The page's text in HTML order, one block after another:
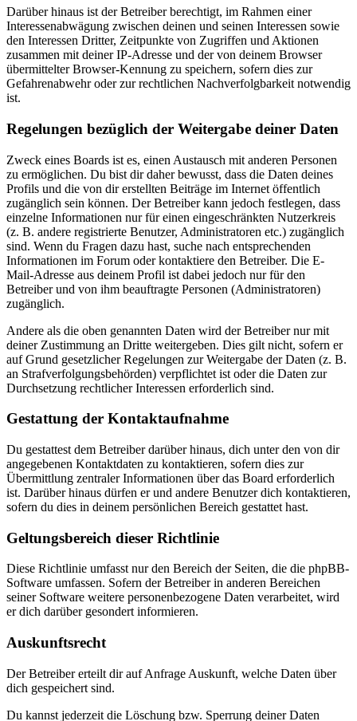
Darüber hinaus ist der Betreiber berechtigt, im Rahmen einer
Interessenabwägung zwischen deinen und seinen Interessen sowie
den Interessen Dritter, Zeitpunkte von Zugriffen und Aktionen
zusammen mit deiner IP-Adresse und der von deinem Browser
übermittelter Browser-Kennung zu speichern, sofern dies zur
Gefahrenabwehr oder zur rechtlichen Nachverfolgbarkeit notwendig
ist.
Regelungen bezüglich der Weitergabe deiner Daten
Zweck eines Boards ist es, einen Austausch mit anderen Personen
zu ermöglichen. Du bist dir daher bewusst, dass die Daten deines
Profils und die von dir erstellten Beiträge im Internet öffentlich
zugänglich sein können. Der Betreiber kann jedoch festlegen, dass
einzelne Informationen nur für einen eingeschränkten Nutzerkreis
(z. B. andere registrierte Benutzer, Administratoren etc.) zugänglich
sind. Wenn du Fragen dazu hast, suche nach entsprechenden
Informationen im Forum oder kontaktiere den Betreiber. Die E-
Mail-Adresse aus deinem Profil ist dabei jedoch nur für den
Betreiber und von ihm beauftragte Personen (Administratoren)
zugänglich.
Andere als die oben genannten Daten wird der Betreiber nur mit
deiner Zustimmung an Dritte weitergeben. Dies gilt nicht, sofern er
auf Grund gesetzlicher Regelungen zur Weitergabe der Daten (z. B.
an Strafverfolgungsbehörden) verpflichtet ist oder die Daten zur
Durchsetzung rechtlicher Interessen erforderlich sind.
Gestattung der Kontaktaufnahme
Du gestattest dem Betreiber darüber hinaus, dich unter den von dir
angegebenen Kontaktdaten zu kontaktieren, sofern dies zur
Übermittlung zentraler Informationen über das Board erforderlich
ist. Darüber hinaus dürfen er und andere Benutzer dich kontaktieren,
sofern du dies in deinem persönlichen Bereich gestattet hast.
Geltungsbereich dieser Richtlinie
Diese Richtlinie umfasst nur den Bereich der Seiten, die die phpBB-
Software umfassen. Sofern der Betreiber in anderen Bereichen
seiner Software weitere personenbezogene Daten verarbeitet, wird
er dich darüber gesondert informieren.
Auskunftsrecht
Der Betreiber erteilt dir auf Anfrage Auskunft, welche Daten über
dich gespeichert sind.
Du kannst jederzeit die Löschung bzw. Sperrung deiner Daten